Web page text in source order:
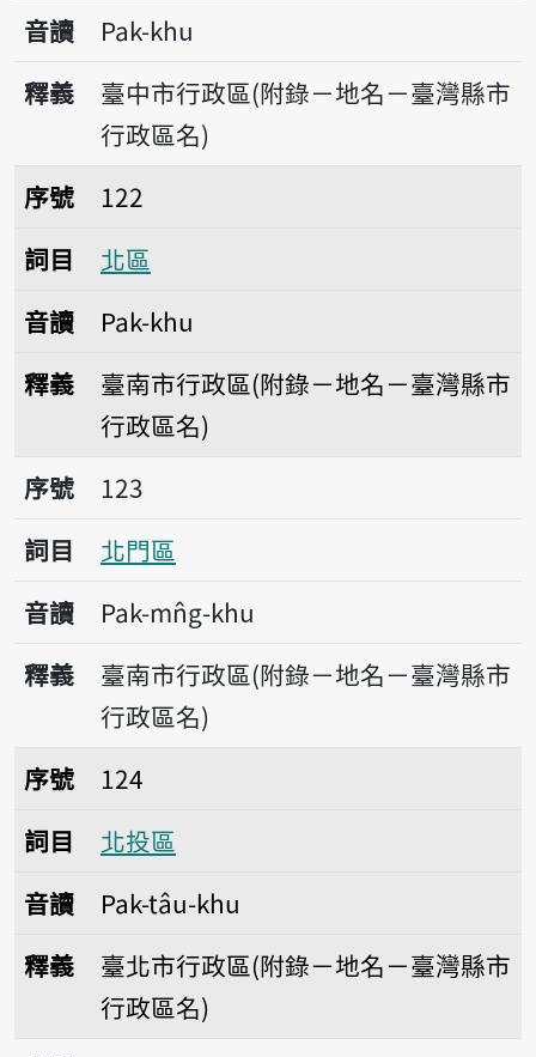
音讀
Pak-khu
釋義
臺中市行政區(附錄－地名－臺灣縣市
行政區名)
序號122北區
序號
122
詞目
北區
音讀
Pak-khu
釋義
臺南市行政區(附錄－地名－臺灣縣市
行政區名)
序號123北門區
序號
123
詞目
北門區
音讀
Pak-mn̂g-khu
釋義
臺南市行政區(附錄－地名－臺灣縣市
行政區名)
序號124北投區
序號
124
詞目
北投區
音讀
Pak-tâu-khu
釋義
臺北市行政區(附錄－地名－臺灣縣市
行政區名)